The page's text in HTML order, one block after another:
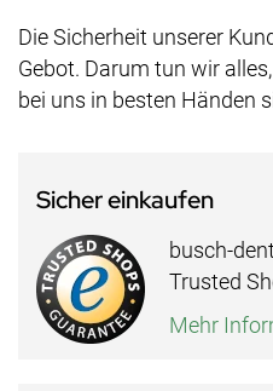
Die Sicherheit unserer
Gebot. Darum tun wir
bei uns in besten Händen
Sicher einkaufen
busch-
Trusted
Mehr